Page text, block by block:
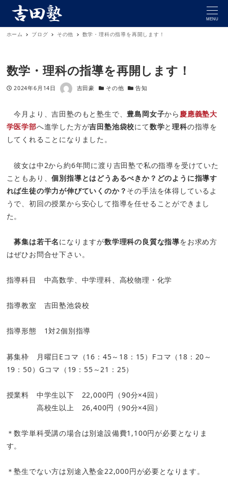
MENU
ホーム ブログ その他 数学・理科の指導を再開します！
数学・理科の指導を再開します！
投稿日
2024年6月14日 著者 吉田豪 カテゴリー
その他 カテゴリー
告知
今月より、吉田塾のもと塾生で、豊島岡女子から 慶應義塾大
学医学部へ進学した方が吉田塾池袋校にて数学と理科の指導を
してくれることになりました。
彼女は中2から約6年間に渡り吉田塾で私の指導を受けていた
こともあり、個別指導とはどうあるべきか？どのように指導す
れば生徒の学力が伸びていくのか？ その手法を体得しているよ
うで、初回の授業から安心して指導を任せることができまし
た。
募集は若干名になりますが数学理科の良質な指導をお求め方
はぜひお問合せ下さい。
指導科目 中高数学、中学理科、高校物理・化学
指導教室 吉田塾池袋校
指導形態 1対2個別指導
募集枠 月曜日Eコマ（16：45～18：15）Fコマ（18：20～
19：50）Gコマ（19：55～21：25）
授業料 中学生以下 22,000円（90分×4回）
高校生以上 26,400円（90分×4回）
＊数学単科受講の場合は別途設備費1,100円が必要となりま
す。
＊塾生でない方は別途入塾金22,000円が必要となります。